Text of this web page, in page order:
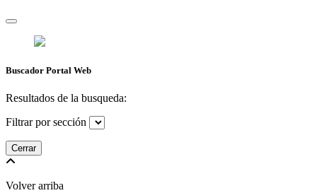
Buscador Portal Web
Resultados de la busqueda:
Filtrar por sección
Cerrar
Volver arriba